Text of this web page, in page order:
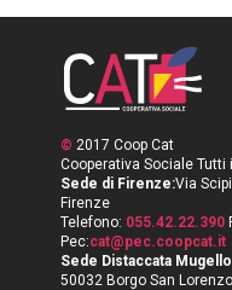
© 2017 Coop Cat
Cooperativa Sociale Tutti
Sede di Firenze:Via
Firenze
Telefono: 055.42.22.390
Pec:cat@pec.coopcat.it
Sede Distaccata Mugello
50032 Borgo San